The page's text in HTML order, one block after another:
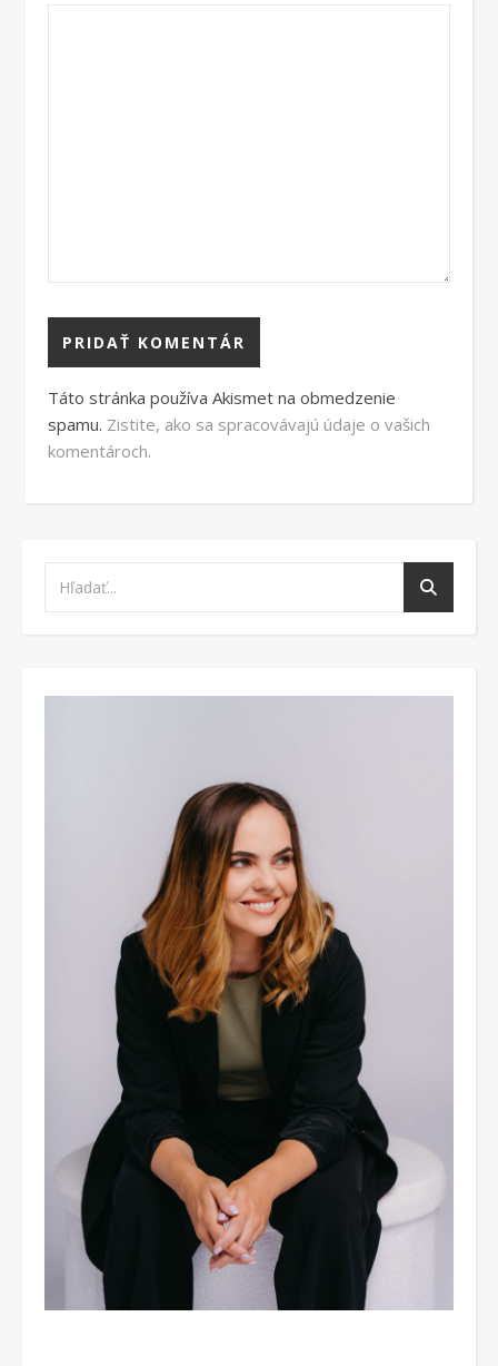
Táto stránka používa Akismet na obmedzenie
spamu. Zistite, ako sa spracovávajú údaje o vašich
komentároch.